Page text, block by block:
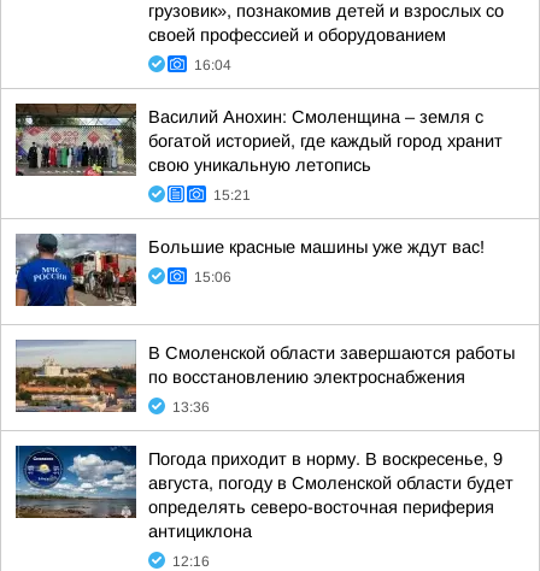
грузовик», познакомив детей и взрослых со
своей профессией и оборудованием
16:04
Василий Анохин: Смоленщина – земля с
богатой историей, где каждый город хранит
свою уникальную летопись
15:21
Большие красные машины уже ждут вас!
15:06
В Смоленской области завершаются работы
по восстановлению электроснабжения
13:36
Погода приходит в норму. В воскресенье, 9
августа, погоду в Смоленской области будет
определять северо-восточная периферия
антициклона
12:16